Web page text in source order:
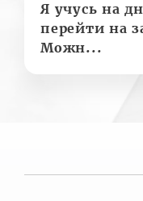
Я учусь на
перейти на
Можн...